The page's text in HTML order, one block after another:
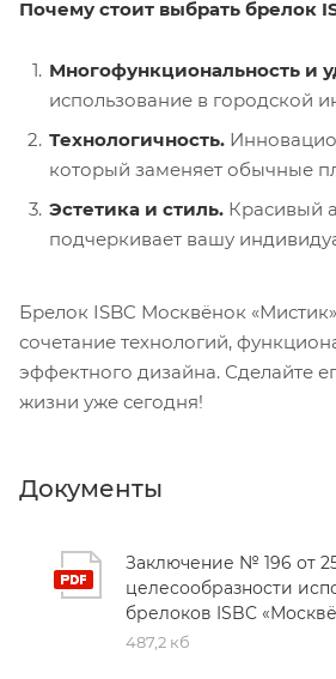
Почему стоит выбрать брелок
Многофункциональность и
использование в городской
Технологичность.
который заменяет обычные
Эстетика и стиль. Красивый
подчеркивает вашу
Брелок ISBC Москвёнок
сочетание технологий,
эффектного дизайна. Сделайте
жизни уже сегодня!
Документы
Заключение № 196 от
целесообразности
брелоков ISBC
487,2 кб